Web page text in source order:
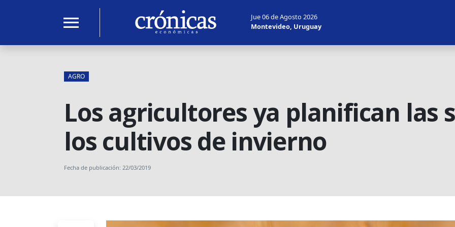
menu
Jue 06 de Agosto 2026
Montevideo, Uruguay
AGRO
Los agricultores ya planifican las
los cultivos de invierno
Fecha de publicación: 22/03/2019